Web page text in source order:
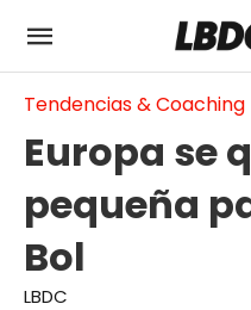
Tendencias & Coaching
Europa se
pequeña
Bol
LBDC